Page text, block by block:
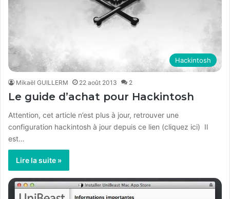
Hackintosh
Mikaël GUILLERM 22 août 2013 2
Le guide d’achat pour Hackintosh
Attention, cet article n’est plus à jour, retrouver une
configuration hackintosh à jour depuis ce lien (cliquez ici) Il
est…
Lire la suite »